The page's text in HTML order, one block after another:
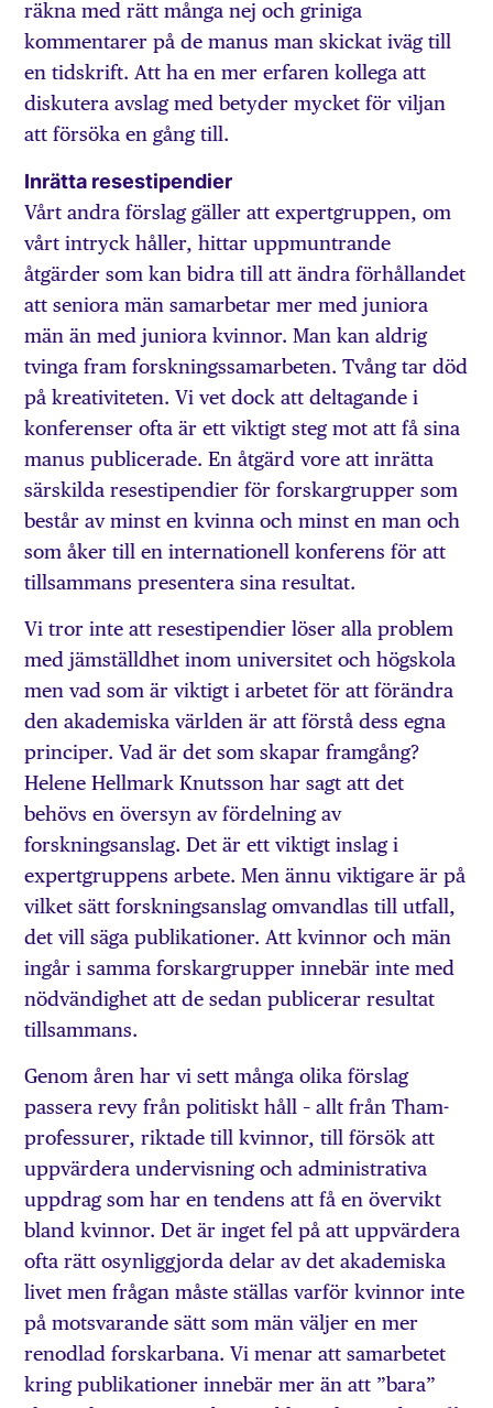
räkna med rätt många nej och griniga
kommentarer på de manus man skickat iväg till
en tidskrift. Att ha en mer erfaren kollega att
diskutera avslag med betyder mycket för viljan
att försöka en gång till.
Inrätta resestipendier
Vårt andra förslag gäller att expertgruppen, om
vårt intryck håller, hittar uppmuntrande
åtgärder som kan bidra till att ändra förhållandet
att seniora män samarbetar mer med juniora
män än med juniora kvinnor. Man kan aldrig
tvinga fram forskningssamarbeten. Tvång tar död
på kreativiteten. Vi vet dock att deltagande i
konferenser ofta är ett viktigt steg mot att få sina
manus publicerade. En åtgärd vore att inrätta
särskilda resestipendier för forskargrupper som
består av minst en kvinna och minst en man och
som åker till en internationell konferens för att
tillsammans presentera sina resultat.
Vi tror inte att resestipendier löser alla problem
med jämställdhet inom universitet och högskola
men vad som är viktigt i arbetet för att förändra
den akademiska världen är att förstå dess egna
principer. Vad är det som skapar framgång?
Helene Hellmark Knutsson har sagt att det
behövs en översyn av fördelning av
forskningsanslag. Det är ett viktigt inslag i
expertgruppens arbete. Men ännu viktigare är på
vilket sätt forskningsanslag omvandlas till utfall,
det vill säga publikationer. Att kvinnor och män
ingår i samma forskargrupper innebär inte med
nödvändighet att de sedan publicerar resultat
tillsammans.
Genom åren har vi sett många olika förslag
passera revy från politiskt håll – allt från Tham-
professurer, riktade till kvinnor, till försök att
uppvärdera undervisning och administrativa
uppdrag som har en tendens att få en övervikt
bland kvinnor. Det är inget fel på att uppvärdera
ofta rätt osynliggjorda delar av det akademiska
livet men frågan måste ställas varför kvinnor inte
på motsvarande sätt som män väljer en mer
renodlad forskarbana. Vi menar att samarbetet
kring publikationer innebär mer än att ”bara”